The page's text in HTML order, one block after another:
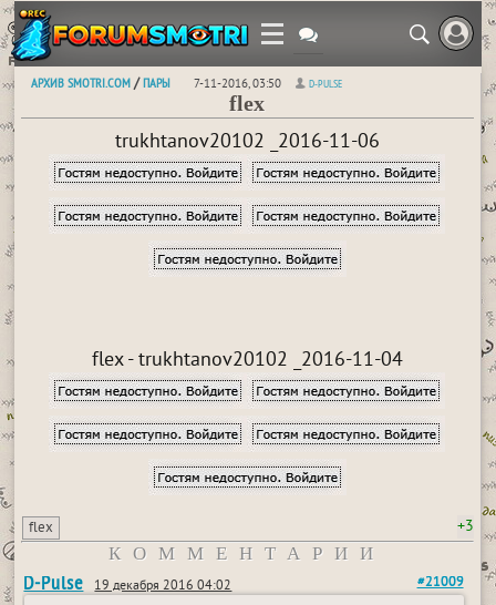
АРХИВ SMOTRI.COM /ПАРЫ 7-11-2016, 03:50 D-PULSE
flex
trukhtanov20102 _2016-11-06
flex - trukhtanov20102 _2016-11-04
flex +3
КОММЕНТАРИИ
D-Pulse 19 декабря 2016 04:02 #21009